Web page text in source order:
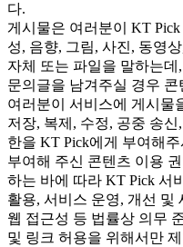
다.
게시물은 여러분이 KT
성, 음향, 그림, 사진, 동영
자체 또는 파일을 말하는데
문의글을 남겨주실 경우
여러분이 서비스에 게시물
저장, 복제, 수정, 공중 송
한을 KT Pick에게 부여해
부여해 주신 콘텐츠 이용
하는 바에 따라 KT Pick 서
활용, 서비스 운영, 개선 및
웹 접근성 등 법률상 의무
및 링크 허용을 위해서만